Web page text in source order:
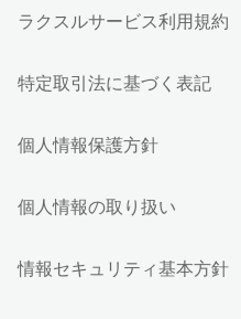
ラクスルサービス利用規約
特定取引法に基づく表記
個人情報保護方針
個人情報の取り扱い
情報セキュリティ基本方針